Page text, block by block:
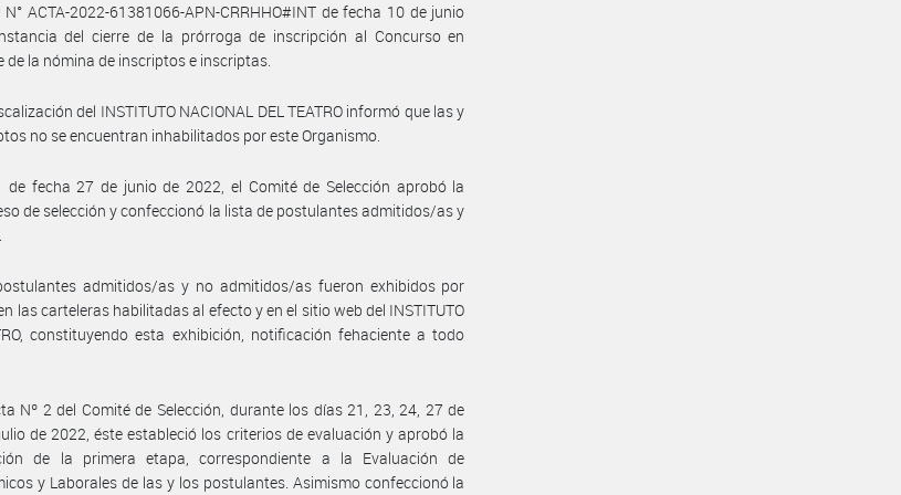
ACTA-2022-61381066-APN-CRRHHO#INT de fecha 10 de junio
del cierre de la prórroga de inscripción al Concurso en
de la nómina de inscriptos e inscriptas.
del INSTITUTO NACIONAL DEL TEATRO informó que las y
no se encuentran inhabilitados por este Organismo.
de fecha 27 de junio de 2022, el Comité de Selección aprobó la
de selección y confeccionó la lista de postulantes admitidos/as y
admitidos/as y no admitidos/as fueron exhibidos por
las carteleras habilitadas al efecto y en el sitio web del INSTITUTO
constituyendo esta exhibición, notificación fehaciente a todo
Nº 2 del Comité de Selección, durante los días 21, 23, 24, 27 de
de 2022, éste estableció los criterios de evaluación y aprobó la
de la primera etapa, correspondiente a la Evaluación de
y Laborales de las y los postulantes. Asimismo confeccionó la